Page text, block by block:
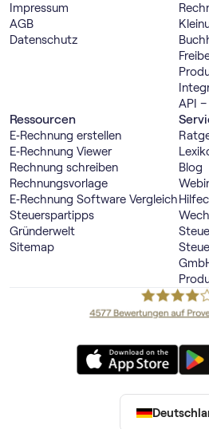
Impressum
AGB
Datenschutz
API
Ressourcen
E‑Rechnung erstellen
E‑Rechnung Viewer
Rechnung schreiben
Rechnungsvorlage
E‑Rechnung Software Vergleich
Steuerspartipps
Gründerwelt
Sitemap
Blog